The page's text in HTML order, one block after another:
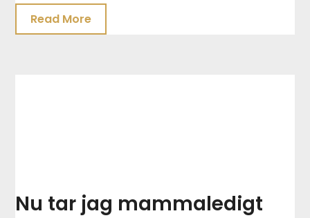
Read More
Nu tar jag mammaledigt